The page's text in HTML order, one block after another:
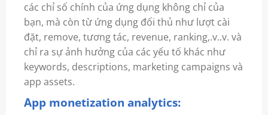
các chỉ số chính của ứng dụng không chỉ của
bạn, mà còn từ ứng dụng đối thủ như lượt cài
đặt, remove, tương tác, revenue, ranking,.v..v. và
chỉ ra sự ảnh hưởng của các yếu tố khác như
keywords, descriptions, marketing campaigns và
app assets.
App monetization analytics: